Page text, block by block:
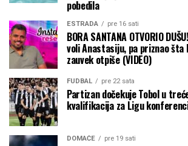
pobedila
ESTRADA pre 16 sati
BORA SANTANA OTVORIO
voli Anastasiju, pa priznao šta
zauvek otpiše (VIDEO)
FUDBAL pre 22 sata
Partizan dočekuje Tobol u
kvalifikacija za Ligu
DOMAĆE pre 19 sati